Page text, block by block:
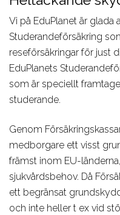
Game
Film, Photo,
Drama,
Dance
Music,
Business
Environment,
Natural
Science
Law
Media,
Sport,
Wellness,
Hotel,
Restaurant
Vi på EduPlanet är glada
Studerandeförsäkring
reseförsäkringar för just
EduPlanets
som är speciellt
studerande.
Genom
medborgare ett visst
främst inom EU-
sjukvårdsbehov. Då
ett begränsat
och inte heller t ex vid